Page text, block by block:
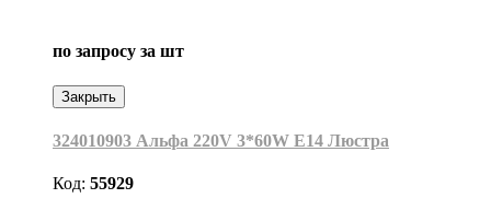
по запросу за шт
Закрыть
324010903 Альфа 220V 3*60W Е14 Люстра
Код: 55929